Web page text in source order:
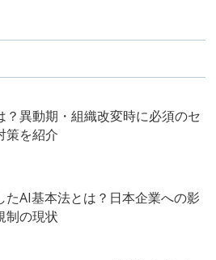
？異動期・組織改変時に必須のセ
策を紹介
たAI基本法とは？日本企業への影
制の現状